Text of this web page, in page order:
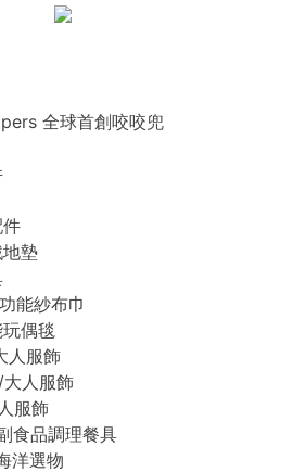
全球首創咬咬兜
墊
能紗布巾
偶毯
人服飾
人服飾
服飾
食品調理餐具
洋選物